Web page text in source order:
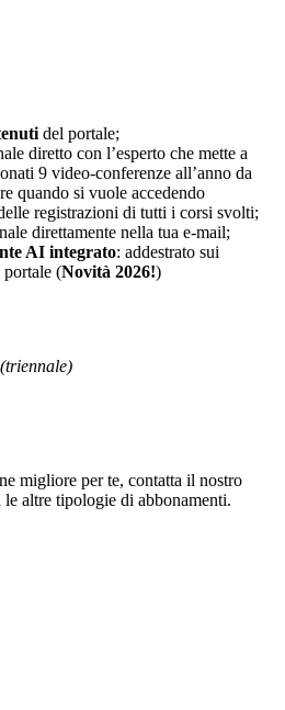
del portale;
diretto con l’esperto che mette a
9 video-conferenze all’anno da
quando si vuole accedendo
registrazioni di tutti i corsi svolti;
direttamente nella tua e-mail;
AI integrato: addestrato sui
(Novità 2026!)
migliore per te, contatta il nostro
altre tipologie di abbonamenti.